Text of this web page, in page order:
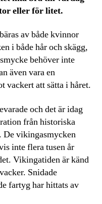
eller för litet.
av både kvinnor
i både hår och skägg,
behöver inte
även vara en
vackert att sätta i håret.
och det är idag
från historiska
De vikingasmycken
inte flera tusen år
Vikingatiden är känd
Snidade
fartyg har hittats av